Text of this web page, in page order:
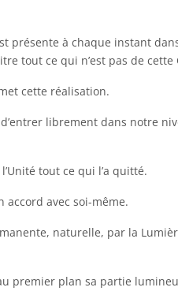
présente à chaque instant
tout ce qui n’est pas de cette
cette réalisation.
librement dans notre
tout ce qui l’a quitté.
accord avec soi-même.
naturelle, par la
premier plan sa partie